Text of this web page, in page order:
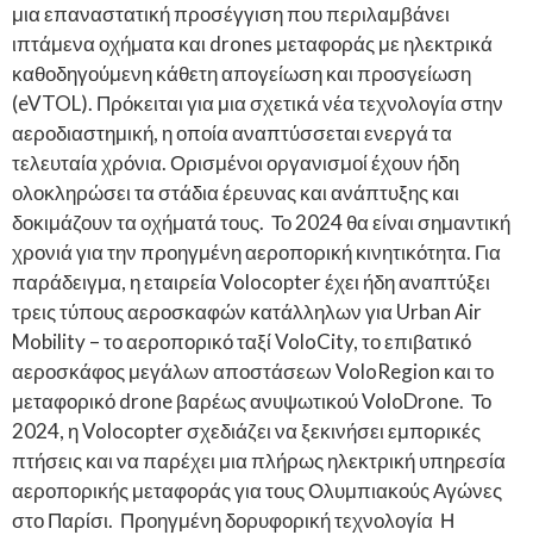
μια επαναστατική προσέγγιση που περιλαμβάνει
ιπτάμενα οχήματα και drones μεταφοράς με ηλεκτρικά
καθοδηγούμενη κάθετη απογείωση και προσγείωση
(eVTOL). Πρόκειται για μια σχετικά νέα τεχνολογία στην
αεροδιαστημική, η οποία αναπτύσσεται ενεργά τα
τελευταία χρόνια. Ορισμένοι οργανισμοί έχουν ήδη
ολοκληρώσει τα στάδια έρευνας και ανάπτυξης και
δοκιμάζουν τα οχήματά τους. Το 2024 θα είναι σημαντική
χρονιά για την προηγμένη αεροπορική κινητικότητα. Για
παράδειγμα, η εταιρεία Volocopter έχει ήδη αναπτύξει
τρεις τύπους αεροσκαφών κατάλληλων για Urban Air
Mobility – το αεροπορικό ταξί VoloCity, το επιβατικό
αεροσκάφος μεγάλων αποστάσεων VoloRegion και το
μεταφορικό drone βαρέως ανυψωτικού VoloDrone. Το
2024, η Volocopter σχεδιάζει να ξεκινήσει εμπορικές
πτήσεις και να παρέχει μια πλήρως ηλεκτρική υπηρεσία
αεροπορικής μεταφοράς για τους Ολυμπιακούς Αγώνες
στο Παρίσι. Προηγμένη δορυφορική τεχνολογία Η